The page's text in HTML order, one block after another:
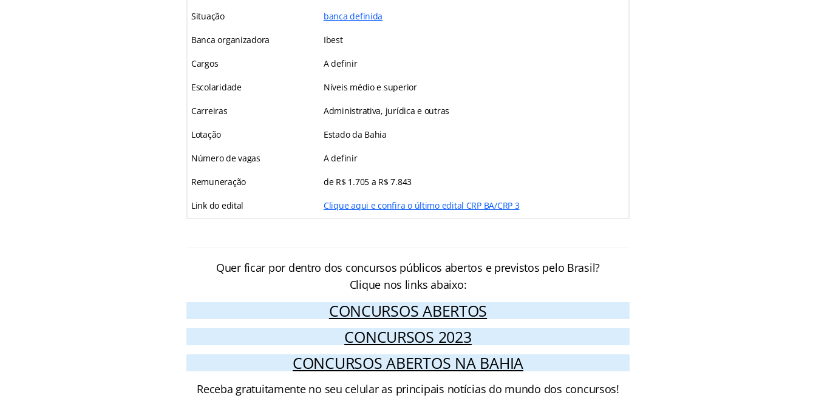
Situação banca definida
Banca organizadora Ibest
Cargos A definir
Escolaridade Níveis médio e superior
Carreiras Administrativa, jurídica e outras
Lotação Estado da Bahia
Número de vagas A definir
Remuneração de R$ 1.705 a R$ 7.843
Link do edital Clique aqui e confira o último edital CRP BA/CRP 3
Quer ficar por dentro dos concursos públicos abertos e previstos pelo Brasil?
Clique nos links abaixo:
CONCURSOS ABERTOS
CONCURSOS 2023
CONCURSOS ABERTOS NA BAHIA
Receba gratuitamente no seu celular as principais notícias do mundo dos concursos!